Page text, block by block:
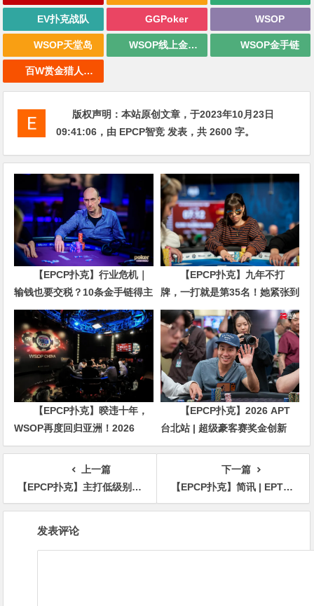
EV扑克战队 GGPoker WSOP
WSOP天堂岛 WSOP线上金手链 WSOP金手链
百W赏金猎人大奖赛
版权声明：本站原创文章，于2023年10月23日
09:41:06 ，由 EPCP智竞 发表，共 2600 字。
【EPCP扑克】行业危机｜
输钱也要交税？10条金手链得主
直言“扛不住”，主动砍掉四分之
三比赛
【EPCP扑克】九年不打
牌，一打就是第35名！她紧张到
脚悬空，但全世界以为她很淡定
【EPCP扑克】暌违十年，
WSOP再度回归亚洲！2026
APL济州站6月19-28日盛大登
【EPCP扑克】2026 APT
台北站 | 超级豪客赛奖金创新
高，美国选手Ethan
“Rampage” Yau领跑全场！
上一篇
【EPCP扑克】主打低级别的扑克圈牌农，靠待在舒适区盈利6000万+！
下一篇
【EPCP扑克】简讯 | EPT塞浦路斯站：丁彪获得25,000锦标赛第六名
发表评论